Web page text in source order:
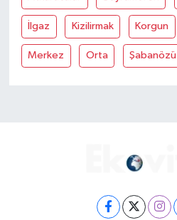
İlgaz Kizilirmak Korgun
Merkez Orta Şabanözü